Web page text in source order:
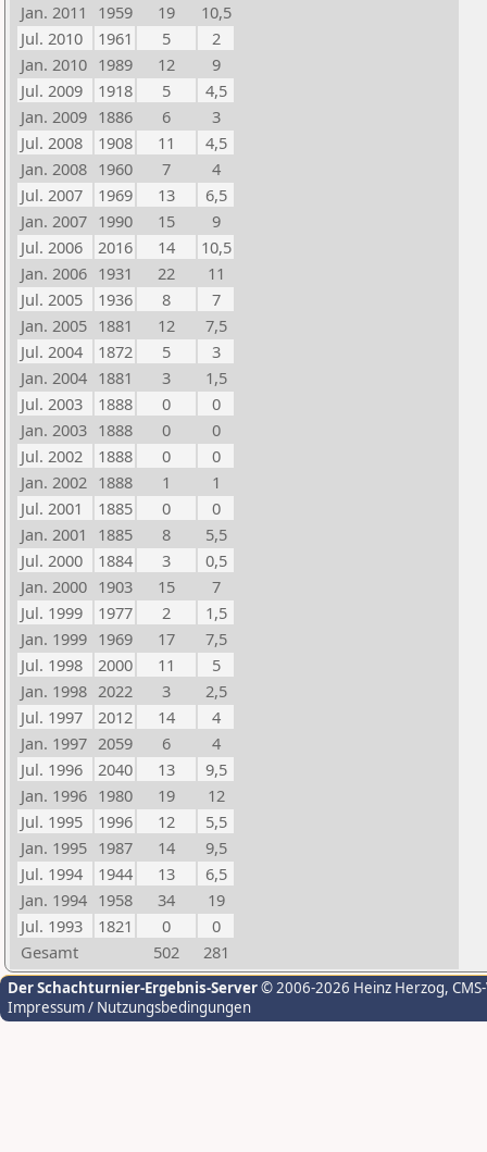
Jan. 2011
1959 19
10,5
Jul. 2010
1961 5
2
Jan. 2010 1989 12
9
Jul. 2009
1918 5
4,5
Jan. 2009 1886 6
3
Jul. 2008
1908 11
4,5
Jan. 2008 1960 7
4
Jul. 2007
1969 13
6,5
Jan. 2007 1990 15
9
Jul. 2006
2016 14
10,5
Jan. 2006 1931 22
11
Jul. 2005
1936 8
7
Jan. 2005 1881 12
7,5
Jul. 2004
1872 5
3
Jan. 2004 1881 3
1,5
Jul. 2003
1888 0
0
Jan. 2003 1888 0
0
Jul. 2002
1888 0
0
Jan. 2002 1888 1
1
Jul. 2001
1885 0
0
Jan. 2001
1885 8
5,5
Jul. 2000
1884 3
0,5
Jan. 2000 1903 15
7
Jul. 1999
1977 2
1,5
Jan. 1999 1969 17
7,5
Jul. 1998
2000 11
5
Jan. 1998 2022 3
2,5
Jul. 1997
2012 14
4
Jan. 1997 2059 6
4
Jul. 1996
2040 13
9,5
Jan. 1996 1980 19
12
Jul. 1995
1996 12
5,5
Jan. 1995 1987 14
9,5
Jul. 1994
1944 13
6,5
Jan. 1994 1958 34
19
Jul. 1993
1821 0
0
Gesamt
502 281
Der Schachturnier-Ergebnis-Server© 2006-2026 Heinz Herzog,
Impressum / Nutzungsbedingungen